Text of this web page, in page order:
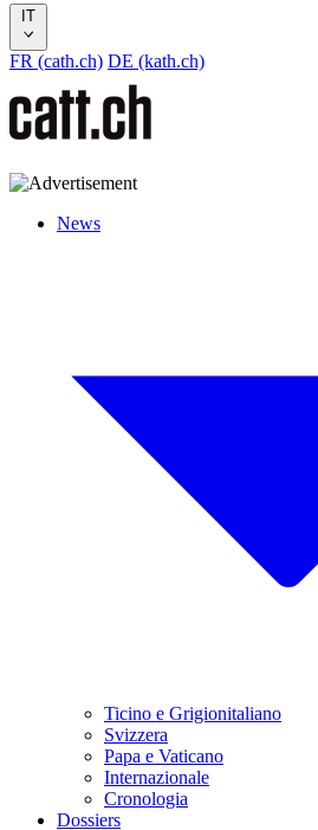
IT
FR (cath.ch) DE (kath.ch)
News
Ticino e Grigionitaliano
Svizzera
Papa e Vaticano
Internazionale
Cronologia
Dossiers